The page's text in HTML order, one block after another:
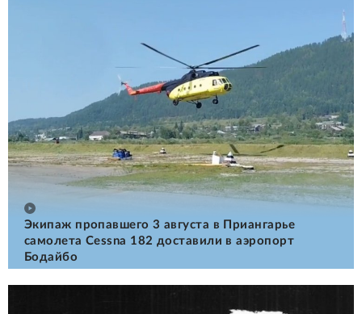
Экипаж пропавшего 3 августа в Приангарье
самолета Cessna 182 доставили в аэропорт
Бодайбо